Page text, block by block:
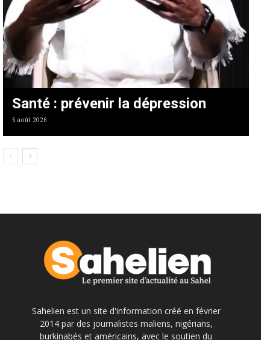
Santé : prévenir la dépression
6 août 2026
Sahelien est un site d'information créé en février
2014 par des journalistes maliens, nigérians,
burkinabés et américains, avec le soutien du